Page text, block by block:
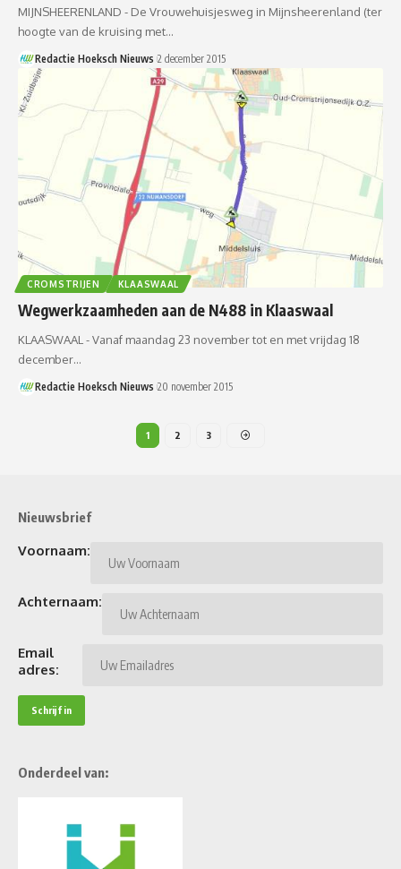
MIJNSHEERENLAND - De Vrouwehuisjesweg in Mijnsheerenland (ter
hoogte van de kruising met…
Redactie Hoeksch Nieuws 2 december 2015
CROMSTRIJEN KLAASWAAL
Wegwerkzaamheden aan de N488 in Klaaswaal
KLAASWAAL - Vanaf maandag 23 november tot en met vrijdag 18
december…
Redactie Hoeksch Nieuws 20 november 2015
1 2 3
Nieuwsbrief
Voornaam:
Achternaam:
Email
adres:
Onderdeel van: